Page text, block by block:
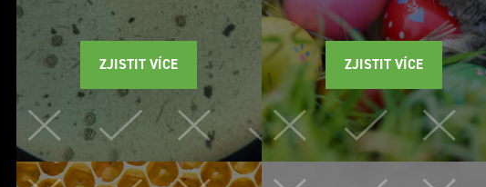
ZJISTIT VÍCE ZJISTIT VÍCE